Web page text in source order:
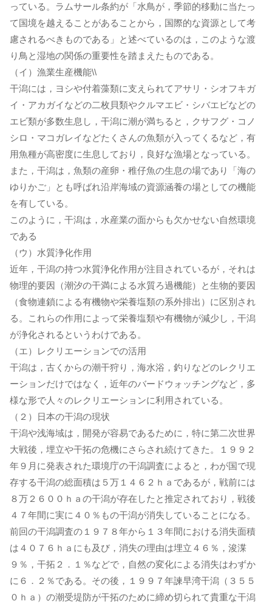
っている。ラムサール条約が「水鳥が，季節的移動に当たっ
て国境を越えることがあることから，国際的な資源として考
慮されるべきものである」と述べているのは，このような渡
り鳥と湿地の関係の重要性を踏まえたものである。
（イ）漁業生産機能\\
干潟には，ヨシや付着藻類に支えられてアサリ・シオフキガ
イ・アカガイなどの二枚貝類やクルマエビ・シバエビなどの
エビ類が多数生息し，干潟に潮が満ちると，クサフグ・コノ
シロ・マコガレイなどたくさんの魚類が入ってくるなど，有
用魚種が高密度に生息しており，良好な漁場となっている。
また，干潟は，魚類の産卵・稚仔魚の生息の場であり「海の
ゆりかご」とも呼ばれ沿岸海域の資源涵養の場としての機能
を有している。
このように，干潟は，水産業の面からも欠かせない自然環境
である
（ウ）水質浄化作用
近年，干潟の持つ水質浄化作用が注目されているが，それは
物理的要因（潮汐の干満による水質ろ過機能）と生物的要因
（食物連鎖による有機物や栄養塩類の系外排出）に区別され
る。これらの作用によって栄養塩類や有機物が減少し，干潟
が浄化されるというわけである。
（エ）レクリエーションでの活用
干潟は，古くからの潮干狩り，海水浴，釣りなどのレクリエ
ーションだけではなく，近年のバードウォッチングなど，多
様な形で人々のレクリエーションに利用されている。
（２）日本の干潟の現状
干潟や浅海域は，開発が容易であるために，特に第二次世界
大戦後，埋立や干拓の危機にさらされ続けてきた。１９９２
年９月に発表された環境庁の干潟調査によると，わが国で現
存する干潟の総面積は５万１４６２ｈａであるが，戦前には
８万２６００ｈａの干潟が存在したと推定されており，戦後
４７年間に実に４０％もの干潟が消失していることになる。
前回の干潟調査の１９７８年から１３年間における消失面積
は４０７６ｈａにも及び，消失の理由は埋立４６％，浚渫
９％，干拓２．１％などで，自然の変化による消失はわずか
に６．２％である。その後，１９９７年諫早湾干潟（３５５
０ｈａ）の潮受堤防が干拓のために締め切られて貴重な干潟